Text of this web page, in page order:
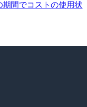
間でコストの使用状